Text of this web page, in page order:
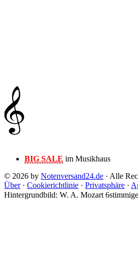
BIG SALE im Musikhaus
© 2026 by Notenversand24.de · Alle
Über· Cookierichtlinie · Privatsphäre ·
Hintergrundbild: W. A. Mozart